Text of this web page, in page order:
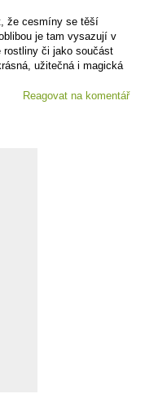
že cesmíny se těší
je tam vysazují v
rostliny či jako součást
užitečná i magická
Reagovat na komentář